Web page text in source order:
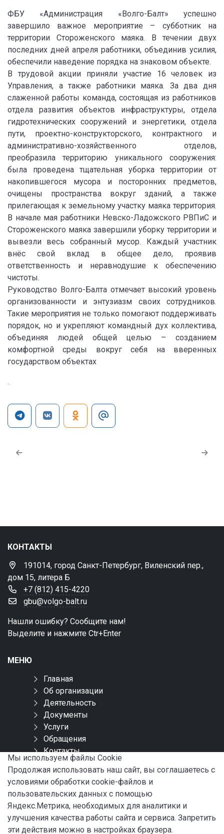
ФБУ «Администрация «Волго-Балт» успешно
завершило важное мероприятие – субботник на
территории Стороженского маяка. В течении двух
последних дней апреля работники, объединив усилия,
обеспечили наведение порядка на знаковом объекте.
В трудовой акции приняли участие 16 человек из
Управления, а также работники маяка. За два дня
слаженной работы команда, состоящая из работников
отдела развития объектов инфраструктуры, отдела
гидротехнических сооружений и энергетики, отдела
пути, проектно-конструкторского, контрактного и
административно-хозяйственного отделов,
преобразила территорию уникального сооружения:
была проведена тщательная уборка территории от
накопившегося мусора и посторонних предметов,
очищены пространства вокруг зданий, а также
прилегающая к земельному участку маяка территория.
В начале мая работники Невско-Ладожского РВПиС и
Стороженского маяка завершили уборку территории и
вывезли весь собранный мусор. Каждый участник
внёс свой вклад в общее дело, проявив
ответственность и неравнодушие к обеспечению
чистоты.
Руководство Волго-Балта отмечает высокий уровень
организованности и энтузиазм своих сотрудников.
Такие мероприятия не только помогают поддерживать
порядок, но и укрепляют командный дух коллектива,
объединяя людей общей целью – созданием
комфортной среды вокруг себя на вверенных
государством объектах
.
КОНТАКТЫ
191014, город Санкт-Петербург, Виленский пер.,
дом 15, литера Б
+7 (812) 415-4220
gbu@volgo-balt.ru
Нашли ошибку? Сообщите нам!
Выделите и нажмите Ctr+Enter
МЕНЮ
Главная
Об организации
Деятельность
Документы
Услуги
Обращения
Контакты
Карта сайта
СОЦИАЛЬНЫЕ СЕТИ
Мы используем файлы Сookie
Продолжая использовать наш сайт, вы соглашаетесь с
условиями обработки cookie-файлов и
пользовательских данных с помощью
Яндекс.Метрика, необходимых для аналитики и
улучшения качества работы сайта и сервиса. Запретить
эти действия можно в настройках браузера.